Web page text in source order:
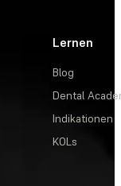
Lernen
Blog
Dental
Indikationen
KOLs